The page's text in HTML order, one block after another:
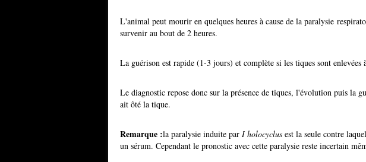
L'animal peut mourir en quelques heures à cause de la paralysie
survenir au bout de 2 heures.
La guérison est rapide (1-3 jours) et complète si les tiques sont enlevées
Le diagnostic repose donc sur la présence de tiques, l'évolution puis la
ait ôté la tique.
Remarque :la paralysie induite par I holocyclus est la seule contre
un sérum. Cependant le pronostic avec cette paralysie reste incertain